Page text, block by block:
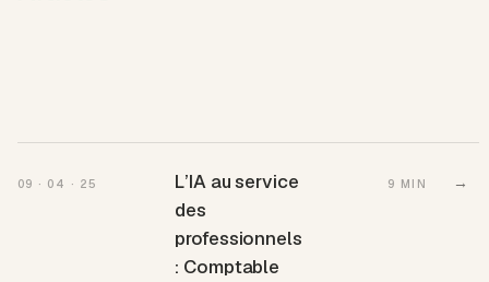
09 · 04 · 25
L’IA au service
des
professionnels
: Comptable
9 MIN →